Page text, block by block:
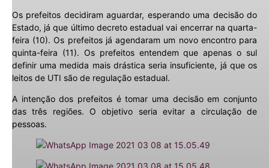
Os prefeitos decidiram aguardar, esperando uma decisão do
Estado, já que último decreto estadual vai encerrar na quarta-
feira (10). Os prefeitos já agendaram um novo encontro para
quinta-feira (11). Os prefeitos entendem que apenas o sul
definir uma medida mais drástica seria insuficiente, já que os
leitos de UTI são de regulação estadual.
A intenção dos prefeitos é tomar uma decisão em conjunto
das três regiões. O objetivo seria evitar a circulação de
pessoas.